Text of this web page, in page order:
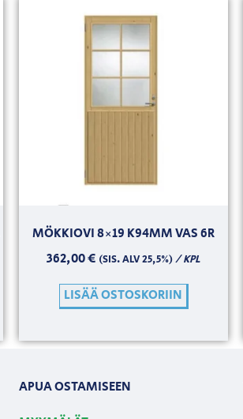
MÖKKIOVI 8×19 K94MM VAS 6R
362,00€ (SIS. ALV 25,5%)/ KPL
LISÄÄ OSTOSKORIIN
APUA OSTAMISEEN